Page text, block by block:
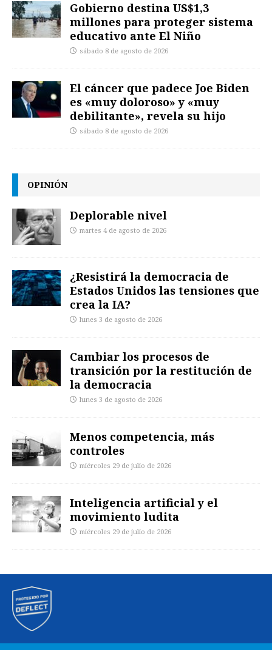
Gobierno destina US$1,3
millones para proteger sistema
educativo ante El Niño
sábado 8 de agosto de 2026
El cáncer que padece Joe Biden
es «muy doloroso» y «muy
debilitante», revela su hijo
sábado 8 de agosto de 2026
OPINIÓN
Deplorable nivel
martes 4 de agosto de 2026
¿Resistirá la democracia de
Estados Unidos las tensiones que
crea la IA?
lunes 3 de agosto de 2026
Cambiar los procesos de
transición por la restitución de
la democracia
lunes 3 de agosto de 2026
Menos competencia, más
controles
miércoles 29 de julio de 2026
Inteligencia artificial y el
movimiento ludita
miércoles 29 de julio de 2026